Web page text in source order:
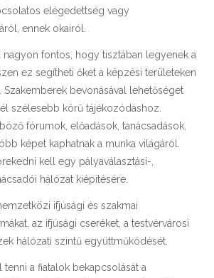
elégedettség vagy
ennek okairól.
nagyon fontos, hogy tisztában legyenek a
ez segítheti őket a képzési területeken
bevonásával lehetőséget
szélesebb körű tájékozódáshoz.
fórumok, előadások, tanácsadások,
képet kaphatnak a munka világáról.
kell egy pályaválasztási-,
hálózat kiépítésére.
ifjúsági és szakmai
az ifjúsági cseréket, a testvérvárosi
hálózati szintű együttműködését.
a fiatalok bekapcsolását a